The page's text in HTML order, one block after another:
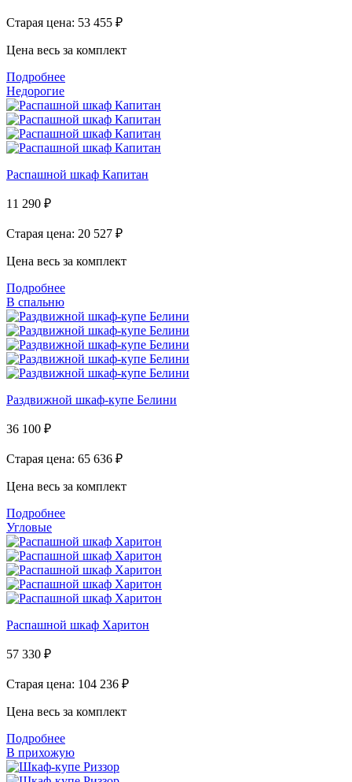
Старая цена: 53 455 ₽
Цена весь за комплект
Подробнее
Недорогие
Распашной шкаф Капитан
11 290 ₽
Старая цена: 20 527 ₽
Цена весь за комплект
Подробнее
В спальню
Раздвижной шкаф-купе Белини
36 100 ₽
Старая цена: 65 636 ₽
Цена весь за комплект
Подробнее
Угловые
Распашной шкаф Харитон
57 330 ₽
Старая цена: 104 236 ₽
Цена весь за комплект
Подробнее
В прихожую